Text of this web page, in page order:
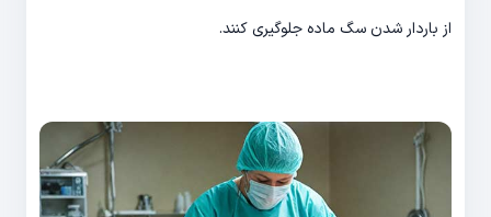
از باردار شدن سگ ماده جلوگیری کنند.